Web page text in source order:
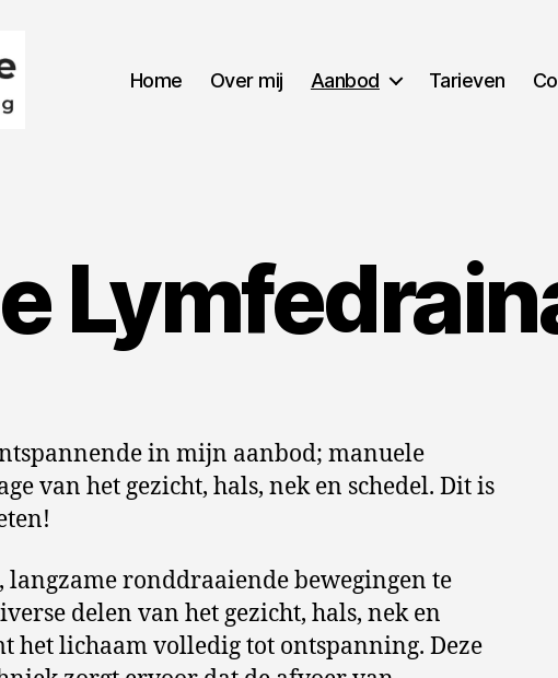
Home Over mij Aanbod Tarieven
in mijn aanbod; manuele
van het gezicht, hals, nek en schedel. Dit is
langzame ronddraaiende bewegingen te
delen van het gezicht, hals, nek en
het lichaam volledig tot ontspanning. Deze